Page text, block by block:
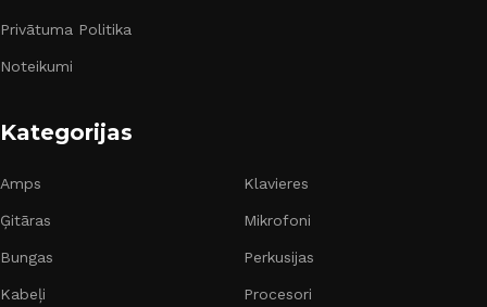
Privātuma Politika
Noteikumi
Kategorijas
Amps
Ģitāras
Bungas
Kabeļi
Klavieres
Mikrofoni
Perkusijas
Procesori